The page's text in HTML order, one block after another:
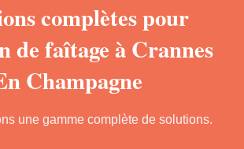
complètes pour
de faîtage à Crannes
Champagne
une gamme complète de solutions.